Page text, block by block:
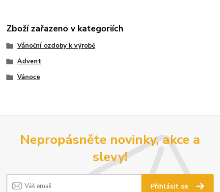
Zboží zařazeno v kategoriích
Vánoční ozdoby k výrobě
Advent
Vánoce
Nepropásněte novinky, akce a
slevy!
Přihlásit se